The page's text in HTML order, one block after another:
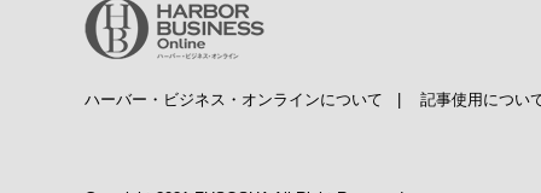
ハーバー・ビジネス・オンラインについて 記事使用につい